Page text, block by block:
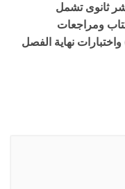
ثانوى تشمل
ومراجعات
نهاية الفصل